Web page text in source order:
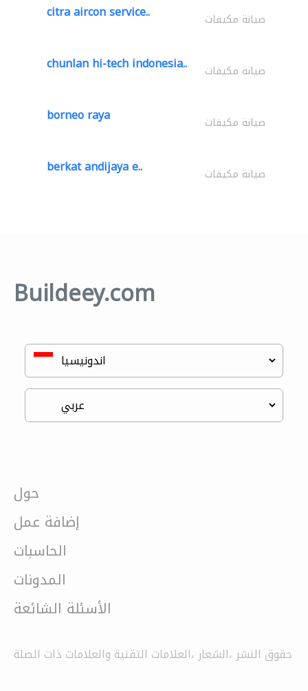
citra aircon service.. صيانة مكيفات
chunlan hi-tech indonesia.. صيانة مكيفات
borneo raya صيانة مكيفات
berkat andijaya e.. صيانة مكيفات
Buildeey.com
حول
إضافة عمل
الحاسبات
المدونات
الأسئلة الشائعة
حقوق النشر ،الشعار ،العلامات التقنية والعلامات ذات الصلة